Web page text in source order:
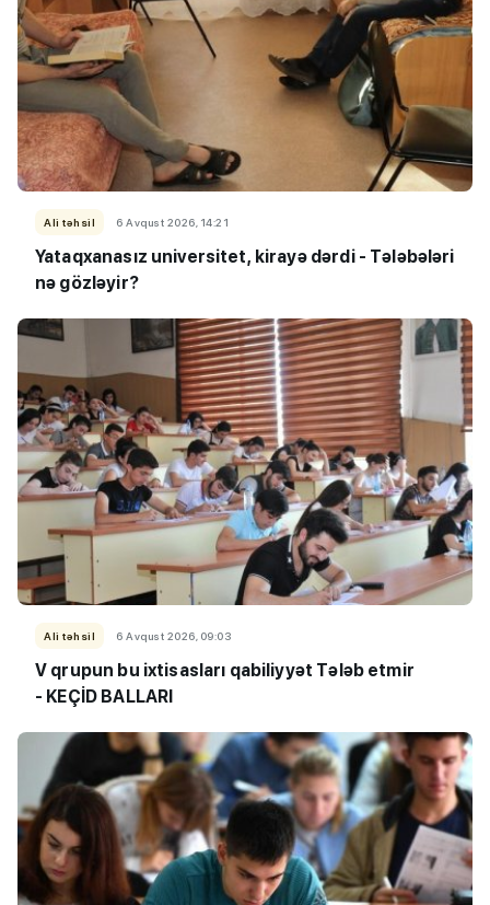
Ali təhsil 6 Avqust 2026, 14:21
Yataqxanasız universitet, kirayə dərdi - Tələbələri
nə gözləyir?
Ali təhsil 6 Avqust 2026, 09:03
V qrupun bu ixtisasları qabiliyyət Tələb etmir
- KEÇİD BALLARI